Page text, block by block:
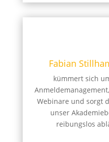
Fabian
kümmert sich
Webinare und sorgt
unser
reibungslos